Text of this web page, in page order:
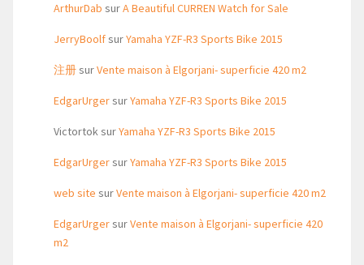
ArthurDab surA Beautiful CURREN Watch for Sale
JerryBoolfsurYamaha YZF-R3 Sports Bike 2015
注册surVente maison à Elgorjani- superficie 420 m2
EdgarUrgersurYamaha YZF-R3 Sports Bike 2015
VictortoksurYamaha YZF-R3 Sports Bike 2015
EdgarUrgersurYamaha YZF-R3 Sports Bike 2015
web site surVente maison à Elgorjani- superficie 420 m2
EdgarUrgersurVente maison à Elgorjani- superficie 420
m2